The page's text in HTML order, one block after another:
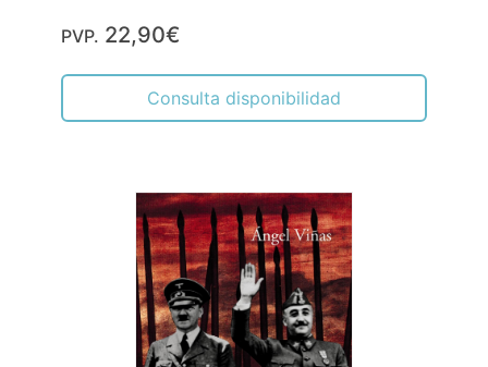
PVP. 22,90€
Consulta disponibilidad